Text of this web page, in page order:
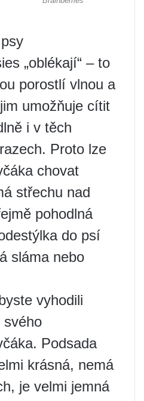
„oblékají“ – to
porostlí vlnou a
umožňuje cítit
i v těch
Proto lze
chovat
střechu nad
pohodlná
do psí
sláma nebo
vyhodili
svého
Podsada
krásná, nemá
je velmi jemná